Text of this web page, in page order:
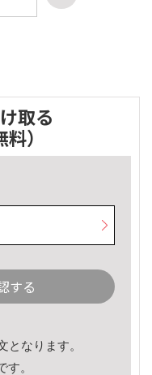
取る
料）
する
となります。
す。